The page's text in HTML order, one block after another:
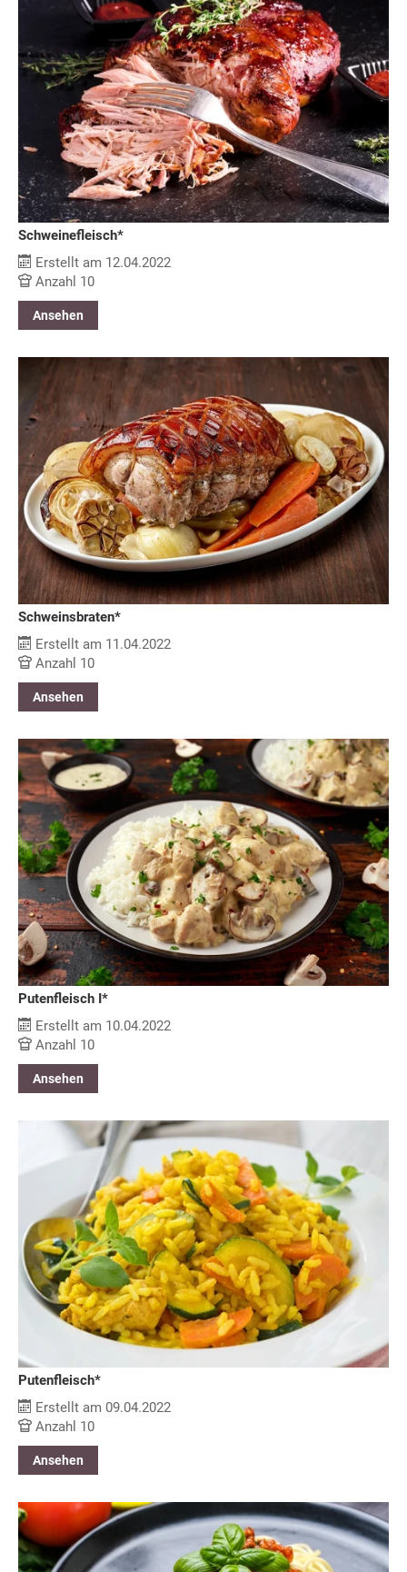
Schweinefleisch*
Erstellt am 12.04.2022
Anzahl 10
Ansehen
Schweinsbraten*
Erstellt am 11.04.2022
Anzahl 10
Ansehen
Putenfleisch I*
Erstellt am 10.04.2022
Anzahl 10
Ansehen
Putenfleisch*
Erstellt am 09.04.2022
Anzahl 10
Ansehen